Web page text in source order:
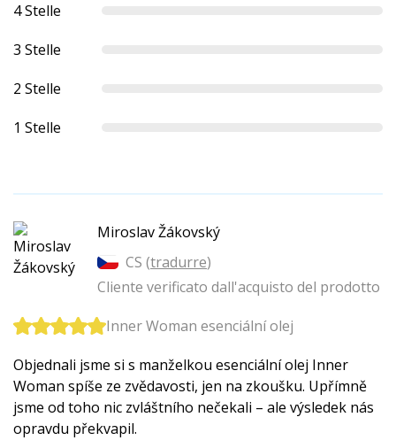
4 Stelle
3 Stelle
2 Stelle
1 Stelle
Miroslav Žákovský
CS (tradurre)
Cliente verificato dall'acquisto del prodotto
Inner Woman esenciální olej
Objednali jsme si s manželkou esenciální olej Inner
Woman spíše ze zvědavosti, jen na zkoušku. Upřímně
jsme od toho nic zvláštního nečekali – ale výsledek nás
opravdu překvapil.